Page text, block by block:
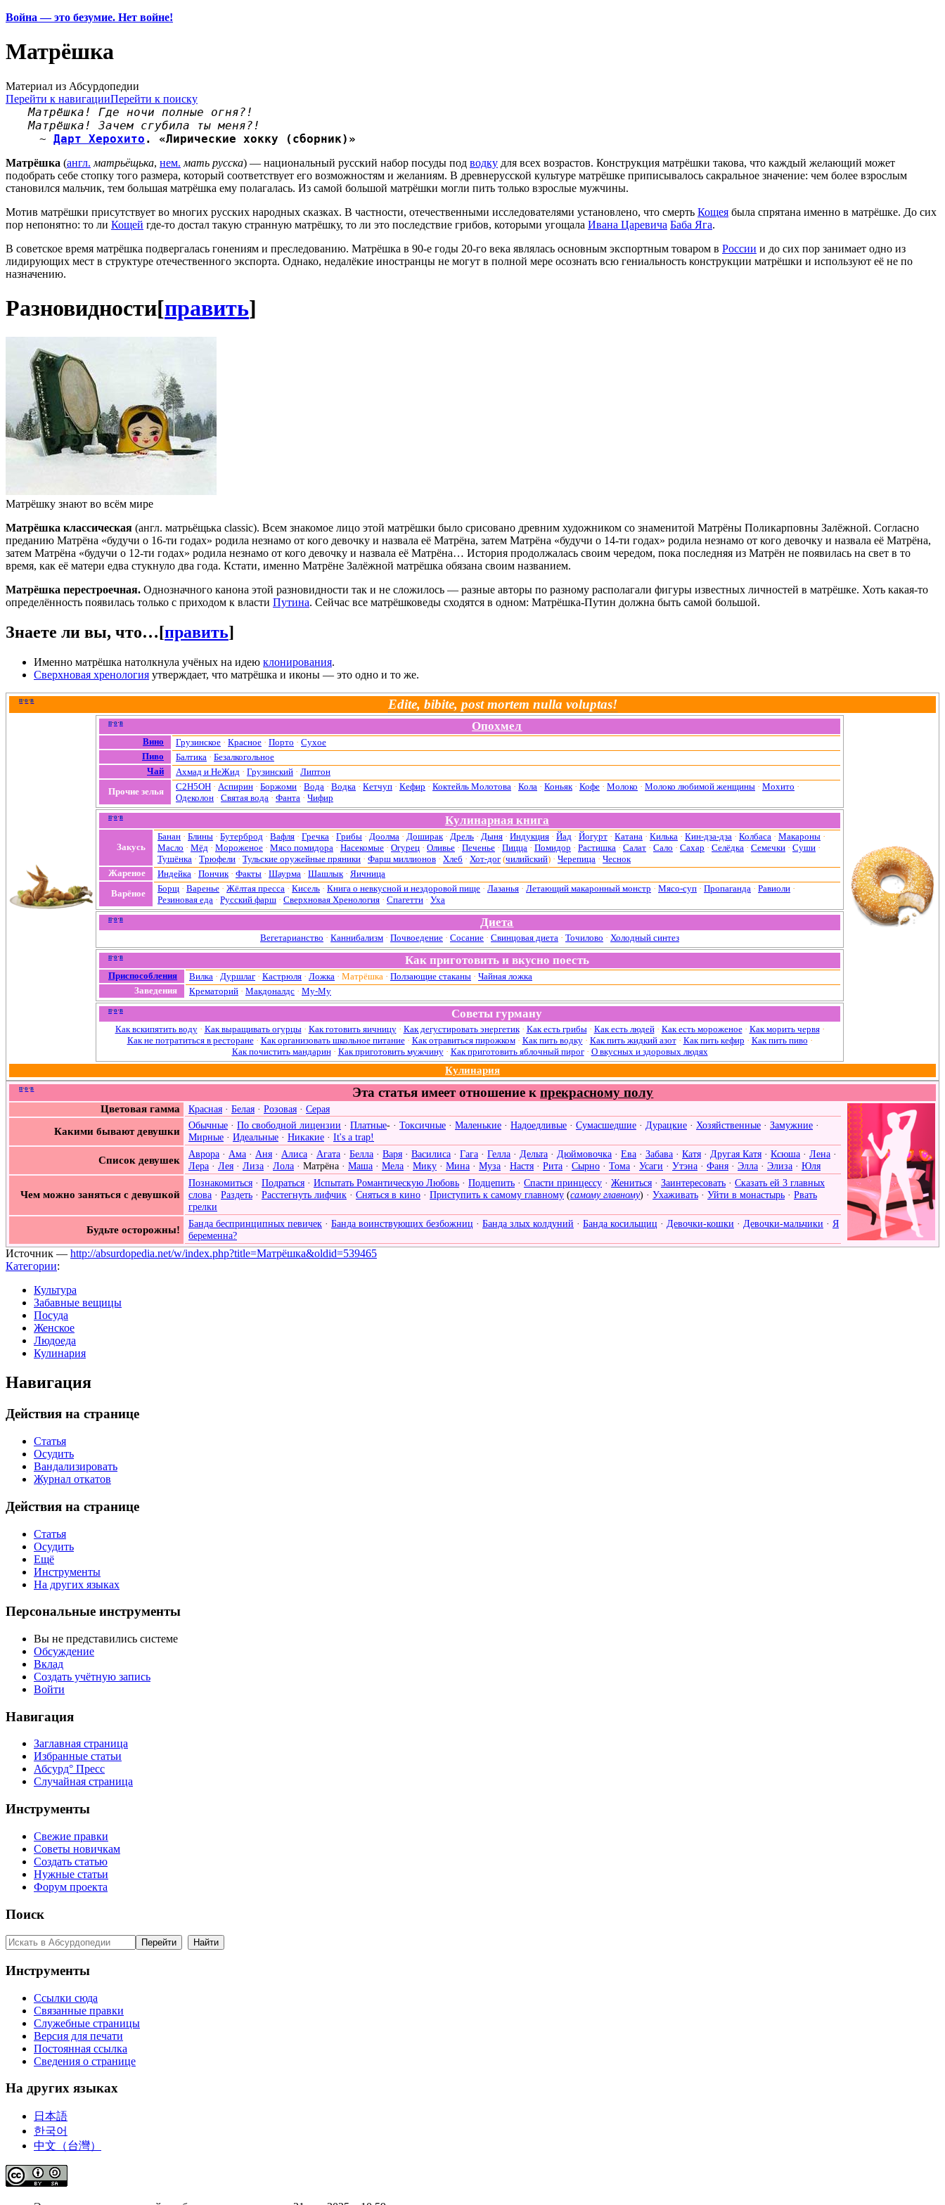
Война — это безумие. Нет войне!
Матрёшка
Материал из Абсурдопедии
Перейти к навигацииПерейти к поиску
Матрёшка! Где ночи полные огня?!
Матрёшка! Зачем сгубила ты меня?!
~ Дарт Херохито . «Лирические хокку (сборник)»
Матрёшка (англ. матрьёщька, нем. мать русска) — национальный русский набор посуды под водку для всех возрастов. Конструкция матрёшки такова, что каждый желающий может
подобрать себе стопку того размера, который соответствует его возможностям и желаниям. В древнерусской культуре матрёшке приписывалось сакральное значение: чем более взрослым
становился мальчик, тем большая матрёшка ему полагалась. Из самой большой матрёшки могли пить только взрослые мужчины.
Мотив матрёшки присутствует во многих русских народных сказках. В частности, отечественными исследователями установлено, что смерть Кощея была спрятана именно в матрёшке. До сих
пор непонятно: то ли Кощей где-то достал такую странную матрёшку, то ли это последствие грибов, которыми угощала Ивана Царевича Баба Яга.
В советское время матрёшка подвергалась гонениям и преследованию. Матрёшка в 90-е годы 20-го века являлась основным экспортным товаром в России и до сих пор занимает одно из
лидирующих мест в структуре отечественного экспорта. Однако, недалёкие иностранцы не могут в полной мере осознать всю гениальность конструкции матрёшки и используют её не по
назначению.
Разновидности[править]
Матрёшку знают во всём мире
Матрёшка классическая (англ. матрьёщька classic). Всем знакомое лицо этой матрёшки было срисовано древним художником со знаменитой Матрёны Поликарповны Залёжной. Согласно
преданию Матрёна «будучи о 16-ти годах» родила незнамо от кого девочку и назвала её Матрёна, затем Матрёна «будучи о 14-ти годах» родила незнамо от кого девочку и назвала её Матрёна,
затем Матрёна «будучи о 12-ти годах» родила незнамо от кого девочку и назвала её Матрёна… История продолжалась своим чередом, пока последняя из Матрён не появилась на свет в то
время, как её матери едва стукнуло два года. Кстати, именно Матрёне Залёжной матрёшка обязана своим названием.
Матрёшка перестроечная. Однозначного канона этой разновидности так и не сложилось — разные авторы по разному располагали фигуры известных личностей в матрёшке. Хоть какая-то
определённость появилась только с приходом к власти Путина. Сейчас все матрёшковеды сходятся в одном: Матрёшка-Путин должна быть самой большой.
Знаете ли вы, что…[править]
Именно матрёшка натолкнула учёных на идею клонирования.
Сверхновая хренология утверждает, что матрёшка и иконы — это одно и то же.
п·о·в Edite, bibite, post mortem nulla voluptas!
п·о·в Опохмел
Вино Грузинское · Красное · Порто · Сухое
Пиво
Балтика · Безалкогольное
Чай
Ахмад и НеЖид · Грузинский · Липтон
Прочие зелья
C2H5OH · Аспирин · Боржоми · Вода · Водка · Кетчуп · Кефир · Коктейль Молотова · Кола · Коньяк · Кофе · Молоко · Молоко любимой женщины · Мохито ·
Одеколон · Святая вода · Фанта · Чифир
п·о·в Кулинарная книга
Закусь
Банан · Блины · Бутерброд · Вафля · Гречка · Грибы · Доолма · Доширак · Дрель · Дыня · Индукция · Йад · Йогурт · Катана · Килька · Кин-дза-дза · Колбаса · Макароны ·
Масло · Мёд · Мороженое · Мясо помидора · Насекомые · Огурец · Оливье · Печенье · Пицца · Помидор · Растишка · Салат · Сало · Сахар · Селёдка · Семечки · Суши ·
Тушёнка · Трюфели · Тульские оружейные пряники · Фарш миллионов · Хлеб · Хот-дог (чилийский) · Черепица · Чеснок
Жареное
Индейка · Пончик · Факты · Шаурма · Шашлык · Яичница
Варёное
Борщ · Варенье · Жёлтая пресса · Кисель · Книга о невкусной и нездоровой пище · Лазанья · Летающий макаронный монстр · Мясо-суп · Пропаганда · Равиоли ·
Резиновая еда · Русский фарш · Сверхновая Хренология · Спагетти · Уха
п·о·в Диета
Вегетарианство · Каннибализм · Почвоедение · Сосание · Свинцовая диета · Точилово · Холодный синтез
п·о·в Как приготовить и вкусно поесть
Приспособления Вилка · Дуршлаг · Кастрюля · Ложка · Матрёшка · Ползающие стаканы · Чайная ложка
Заведения
Крематорий · Макдоналдс · Му-Му
п·о·в Советы гурману
Как вскипятить воду· Как выращивать огурцы· Как готовить яичницу· Как дегустировать энергетик· Как есть грибы· Как есть людей· Как есть мороженое· Как морить червя·
Как не потратиться в ресторане· Как организовать школьное питание· Как отравиться пирожком· Как пить водку· Как пить жидкий азот· Как пить кефир · Как пить пиво ·
Как почистить мандарин· Как приготовить мужчину· Как приготовить яблочный пирог· О вкусных и здоровых людях
Кулинария
п·о·в Эта статья имеет отношение кпрекрасному полу
Цветовая гамма Красная · Белая · Розовая · Серая
Какими бывают девушки
Обычные · По свободной лицензии · Платные- · Токсичные · Маленькие · Надоедливые · Сумасшедшие · Дурацкие · Хозяйственные · Замужние ·
Мирные · Идеальные · Никакие · It's a trap!
Список девушек
Аврора · Ама · Аня · Алиса · Агата · Белла · Варя · Василиса · Гага · Гелла · Дельта · Дюймовочка · Ева · Забава · Катя · Другая Катя · Ксюша · Лена ·
Лера · Лея · Лиза · Лола · Матрёна · Маша · Мела · Мику · Мина · Муза · Настя · Рита · Сырно · Тома · Усаги · Утэна · Фаня · Элла · Элиза · Юля
Чем можно заняться с девушкой
Познакомиться · Подраться · Испытать Романтическую Любовь · Подцепить · Спасти принцессу · Жениться · Заинтересовать · Сказать ей 3 главных
слова · Раздеть · Расстегнуть лифчик · Сняться в кино · Приступить к самому главному (самому главному) · Ухаживать · Уйти в монастырь · Рвать
грелки
Будьте осторожны!
Банда беспринципных певичек · Банда воинствующих безбожниц · Банда злых колдуний · Банда косильщиц · Девочки-кошки · Девочки-мальчики · Я
беременна?
Источник — http://absurdopedia.net/w/index.php?title=Матрёшка&oldid=539465
Категории:
Культура
Забавные вещицы
Посуда
Женское
Людоеда
Кулинария
Навигация
Действия на странице
Статья
Осудить
Вандализировать
Журнал откатов
Действия на странице
Статья
Осудить
Ещё
Инструменты
На других языках
Персональные инструменты
Вы не представились системе
Обсуждение
Вклад
Создать учётную запись
Войти
Навигация
Заглавная страница
Избранные статьи
Абсурд° Пресс
Случайная страница
Инструменты
Свежие правки
Советы новичкам
Создать статью
Нужные статьи
Форум проекта
Поиск
Инструменты
Ссылки сюда
Связанные правки
Служебные страницы
Версия для печати
Постоянная ссылка
Сведения о странице
На других языках
日本語
한국어
中文（台灣）‎